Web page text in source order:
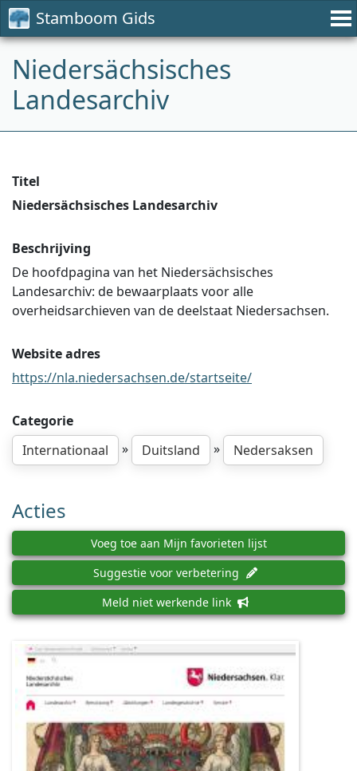
Stamboom Gids
Niedersächsisches
Landesarchiv
Titel
Niedersächsisches Landesarchiv
Beschrijving
De hoofdpagina van het Niedersächsisches
Landesarchiv: de bewaarplaats voor alle
overheidsarchieven van de deelstaat Niedersachsen.
Website adres
https://nla.niedersachsen.de/startseite/
Categorie
Internationaal
» Duitsland » Nedersaksen
Acties
Voeg toe aan Mijn favorieten lijst
Suggestie voor verbetering
Meld niet werkende link